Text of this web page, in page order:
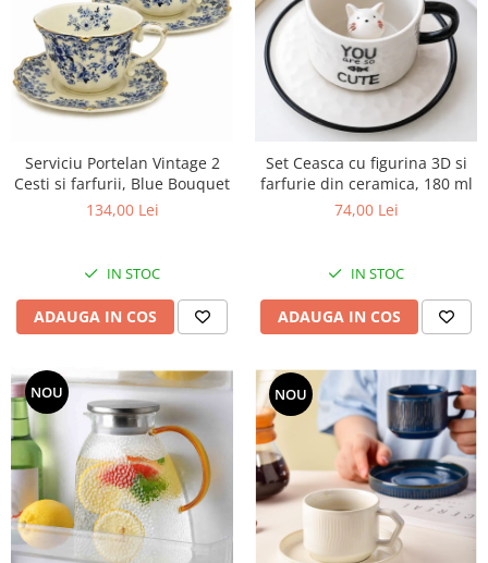
Serviciu Portelan Vintage 2
Cesti si farfurii, Blue Bouquet
134,00 Lei
IN STOC
ADAUGA IN COS
Set Ceasca cu figurina 3D si
farfurie din ceramica, 180 ml
74,00 Lei
IN STOC
ADAUGA IN COS
NOU NOU